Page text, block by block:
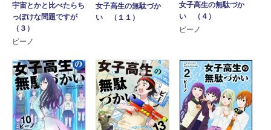
宇宙とかと比べたらち
っぽけな問題ですが
（３）
ビーノ
女子高生の無駄づか
い （１１）
女子高生の無駄づか
い （４）
ビーノ